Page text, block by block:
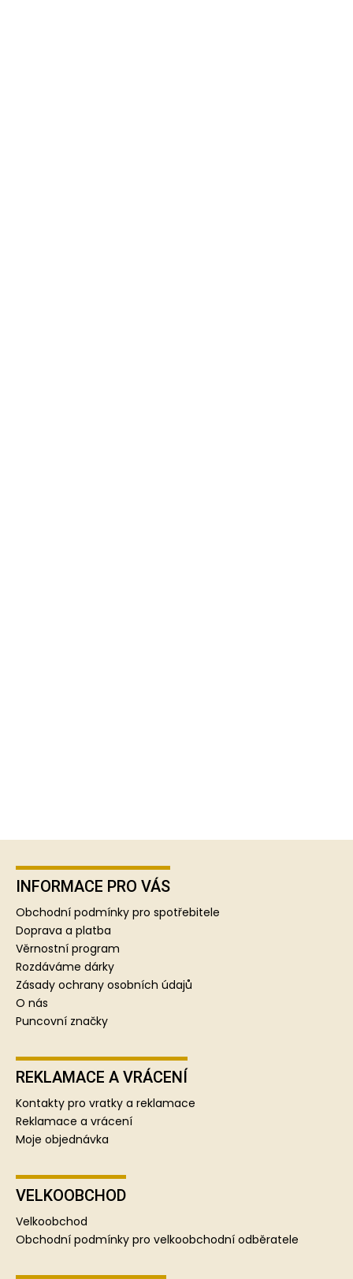
Z
INFORMACE PRO VÁS
Obchodní podmínky pro spotřebitele
Doprava a platba
Věrnostní program
Rozdáváme dárky
Zásady ochrany osobních údajů
O nás
Puncovní značky
REKLAMACE A VRÁCENÍ
Kontakty pro vratky a reklamace
Reklamace a vrácení
Moje objednávka
VELKOOBCHOD
Velkoobchod
Obchodní podmínky pro velkoobchodní odběratele